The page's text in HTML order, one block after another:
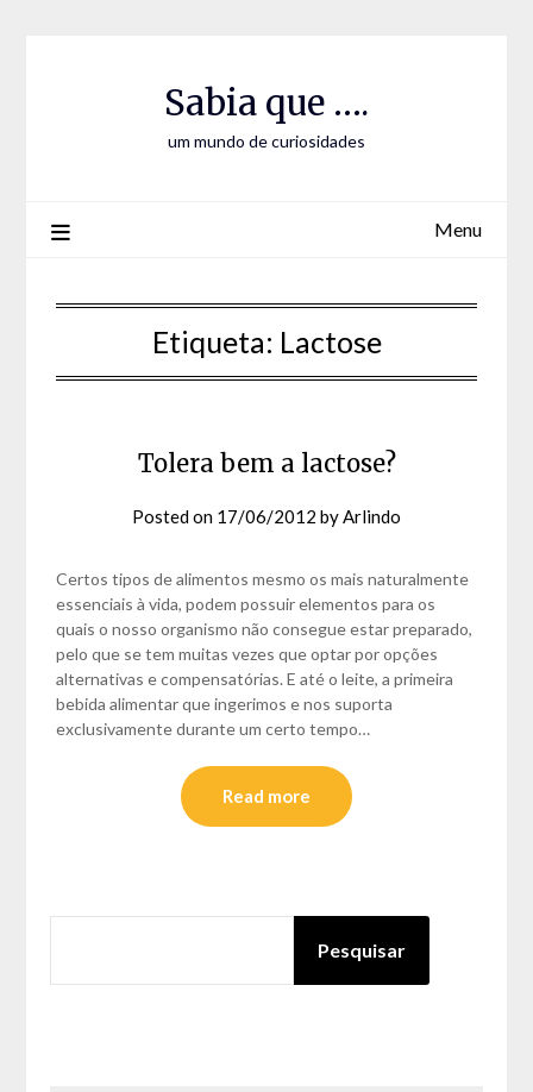
Sabia que ….
um mundo de curiosidades
Menu
Etiqueta: Lactose
Tolera bem a lactose?
Posted on 17/06/2012 byArlindo
Certos tipos de alimentos mesmo os mais naturalmente
essenciais à vida, podem possuir elementos para os
quais o nosso organismo não consegue estar preparado,
pelo que se tem muitas vezes que optar por opções
alternativas e compensatórias. E até o leite, a primeira
bebida alimentar que ingerimos e nos suporta
exclusivamente durante um certo tempo…
Read more
Pesquisar